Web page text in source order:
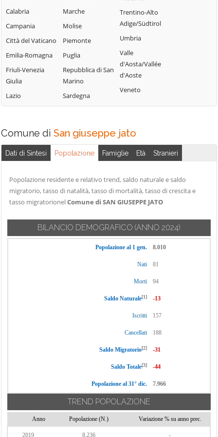
Campofiorito
Casteldaccia
Castronovo di
Sicilia
Cefalà Diana
Montelepre
Montemaggiore
Belsito
Palermo
Partinico
Petralia Soprana
Terrasini
Torretta
Ustica
Valledolmo
Vicari
Villabate
Villafrati
Calabria
Campania
Città del Vaticano
Emilia-Romagna
Friuli-Venezia
Giulia
Lazio
Marche
Molise
Piemonte
Puglia
Repubblica di San
Marino
Sardegna
Trentino-Alto
Adige/Südtirol
Umbria
Valle
d'Aosta/Vallée
d'Aoste
Veneto
Comune di San giuseppe jato
Dati di Sintesi Popolazione Famiglie Età Stranieri
Popolazione residente e relativo trend, saldo naturale e saldo
migratorio, tasso di natalità, tasso di mortalità, tasso di crescita e
tasso migratorionelComune di SAN GIUSEPPE JATO
BILANCIO DEMOGRAFICO (ANNO 2024)
Popolazione al 1 gen. 8.010
Nati 81
Morti 94
Saldo Naturale[1] -13
Iscritti 157
Cancellati 188
Saldo Migratorio[2] -31
Saldo Totale[3] -44
Popolazione al 31° dic. 7.966
TREND POPOLAZIONE
Anno Popolazione (N.) Variazione % su anno prec.
2019 8.236 -